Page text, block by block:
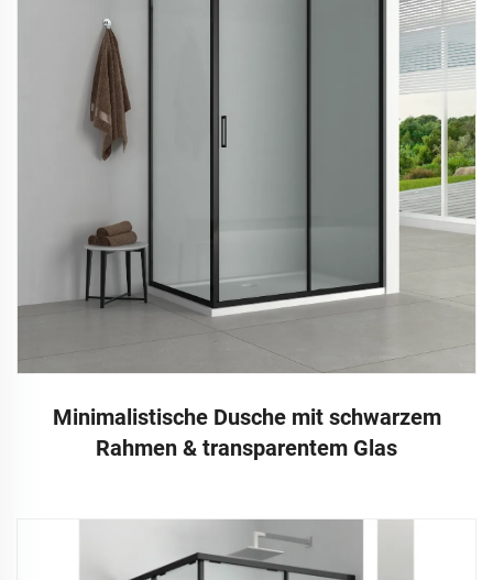
Minimalistische Dusche mit schwarzem
Rahmen & transparentem Glas